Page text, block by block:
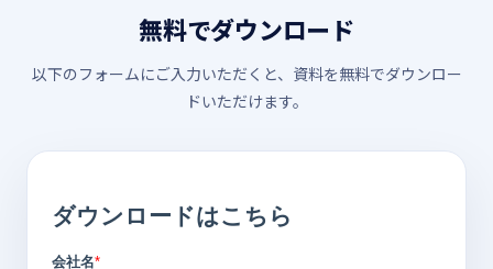
無料でダウンロード
以下のフォームにご入力いただくと、資料を無料でダウンロー
ドいただけます。